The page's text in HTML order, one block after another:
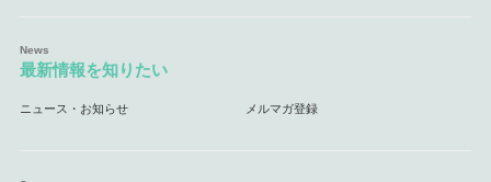
最新情報を知りたい
ニュース・お知らせ メルマガ登録